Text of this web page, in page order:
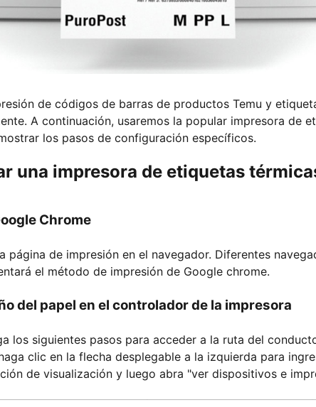
de códigos de barras de productos Temu y
A continuación, usaremos la popular impresora de
los pasos de configuración específicos.
una impresora de etiquetas
Chrome
página de impresión en el navegador. Diferentes
el método de impresión de Google chrome.
del papel en el controlador de la impresora
los siguientes pasos para acceder a la ruta del
clic en la flecha desplegable a la izquierda para
de visualización y luego abra "ver dispositivos e